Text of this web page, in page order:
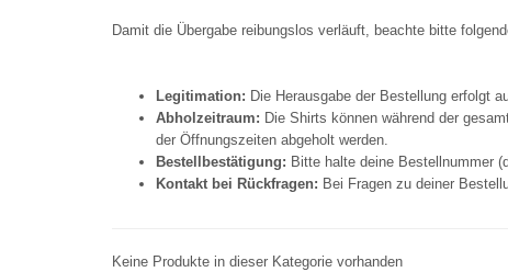
Damit die Übergabe reibungslos verläuft, beachte bitte
Legitimation: Die Herausgabe der Bestellung erfolgt
Abholzeitraum: Die Shirts können während der
der Öffnungszeiten abgeholt werden.
Bestellbestätigung: Bitte halte deine Bestellnummer
Kontakt bei Rückfragen: Bei Fragen zu deiner
Keine Produkte in dieser Kategorie vorhanden